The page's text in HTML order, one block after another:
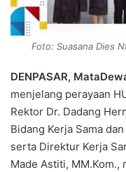
Foto: Suasana Dies
DENPASAR,
menjelang perayaan
Rektor Dr. Dadang
Bidang Kerja Sama
serta Direktur Kerja
Made Astiti, MM.Kom.,